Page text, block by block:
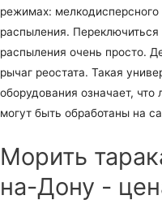
режимах:
распыления.
распыления очень просто.
рычаг реостата. Такая
оборудования означает,
могут быть обработаны на
Морить
на-Дону -